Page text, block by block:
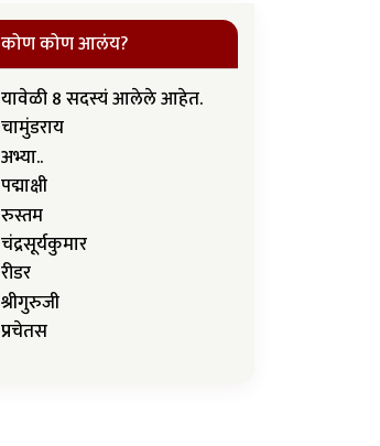
कोण कोण आलंय?
यावेळी 8 सदस्यं आलेले आहेत.
चामुंडराय
अभ्या..
पद्माक्षी
रुस्तम
चंद्रसूर्यकुमार
रीडर
श्रीगुरुजी
प्रचेतस